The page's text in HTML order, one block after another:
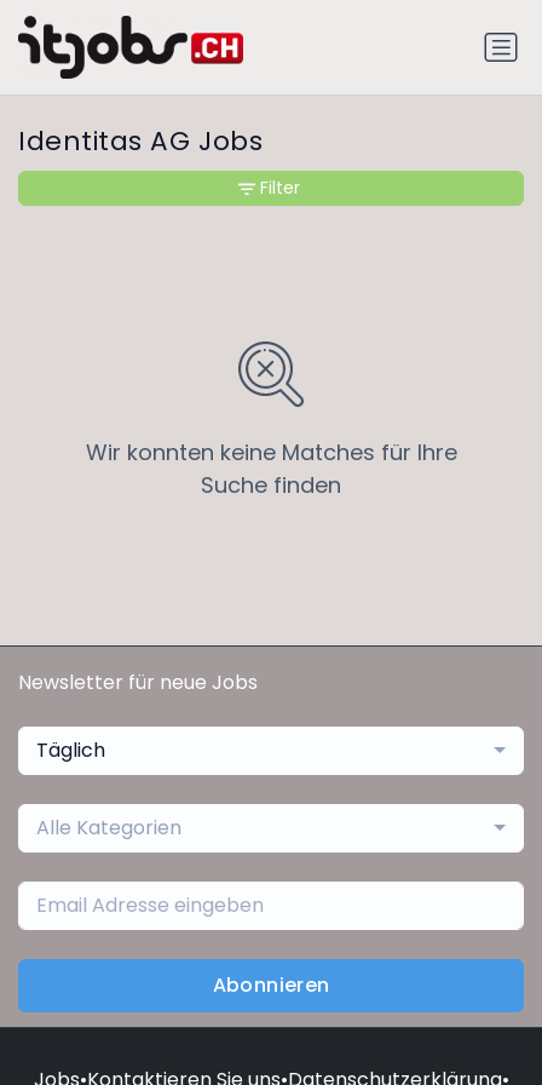
Identitas AG Jobs
Wir konnten keine Matches für Ihre
Suche finden
Filter
Newsletter für neue Jobs
Täglich
Alle Kategorien
Abonnieren
Jobs•Kontaktieren Sie uns•Datenschutzerklärung•